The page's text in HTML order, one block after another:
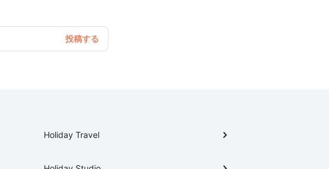
Holiday Travel